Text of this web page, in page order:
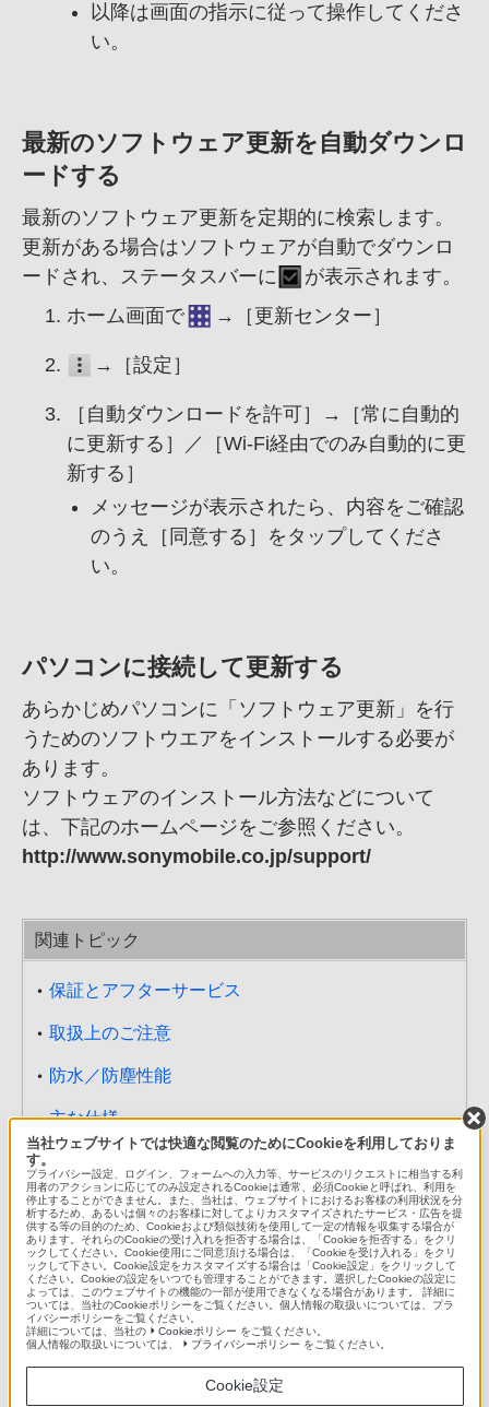
以降は画面の指示に従って操作してくださ
い。
最新のソフトウェア更新を自動ダウンロ
ードする
最新のソフトウェア更新を定期的に検索します。
更新がある場合はソフトウェアが自動でダウンロ
ードされ、
ステータスバーに
が表示されます。
ホーム画面で
→［更新センター］
→［設定］
［自動ダウンロードを許可］→［常に自動的
に更新する］／［Wi-Fi経由でのみ自動的に更
新する］
メッセージが表示されたら、 内容をご確認
のうえ［同意する］をタップしてくださ
い。
パソコンに接続して更新する
あらかじめパソコンに「ソフトウェア更新」を行
うためのソフトウエアをインストールする必要が
あります。
ソフトウェアのインストール方法などについて
は、 下記のホームページをご参照ください。
http://www.sonymobile.co.jp/support/
関連トピック
保証とアフターサービス
取扱上のご注意
防水／防塵性能
主な仕様
エンドユーザーライセンス契約
輸出管理規制について
知的財産権について
ご利用について
当社ウェブサイトでは快適な閲覧のためにCookieを利用しておりま
す。
プライバシー設定、ログイン、フォームへの入力等、サービスのリクエストに相当する利
用者のアクションに応じてのみ設定されるCookieは通常、必須Cookieと呼ばれ、利用を
停止することができません。また、当社は、ウェブサイトにおけるお客様の利用状況を分
析するため、あるいは個々のお客様に対してよりカスタマイズされたサービス・広告を提
供する等の目的のため、Cookieおよび類似技術を使用して一定の情報を収集する場合が
あります。それらのCookieの受け入れを拒否する場合は、「Cookieを拒否する」をクリ
ックしてください。Cookie使用にご同意頂ける場合は、「Cookieを受け入れる」をクリ
ックして下さい。Cookie設定をカスタマイズする場合は「Cookie設定」をクリックして
ください。Cookieの設定をいつでも管理することができます。選択したCookieの設定に
よっては、このウェブサイトの機能の一部が使用できなくなる場合があります。 詳細に
ついては、当社のCookieポリシーをご覧ください。個人情報の取扱いについては、プラ
イバシーポリシーをご覧ください。
詳細については、当社の
Cookieポリシー をご覧ください。
個人情報の取扱いについては、
プライバシーポリシー をご覧ください。
Cookie設定